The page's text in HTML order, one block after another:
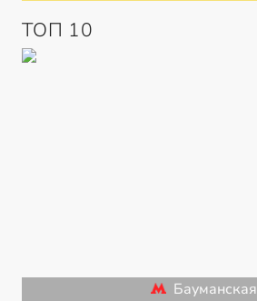
ТОП 10
Бауманская